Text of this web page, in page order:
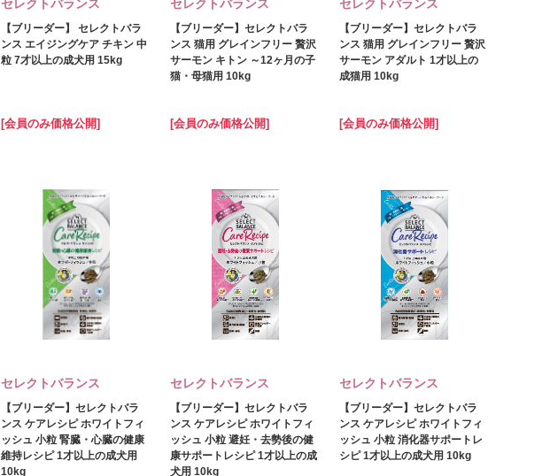
セレクトバランス
【ブリーダー】 セレクトバラ
ンス エイジングケア チキン 中
粒 7才以上の成犬用 15kg
[会員のみ価格公開]
セレクトバランス
【ブリーダー】セレクトバラ
ンス 猫用 グレインフリー 贅沢
サーモン キトン ～12ヶ月の子
猫・母猫用 10kg
[会員のみ価格公開]
セレクトバランス
【ブリーダー】セレクトバラ
ンス 猫用 グレインフリー 贅沢
サーモン アダルト 1才以上の
成猫用 10kg
[会員のみ価格公開]
セレクトバランス
【ブリーダー】セレクトバラ
ンス ケアレシピ ホワイトフィ
ッシュ 小粒 腎臓・心臓の健康
維持レシピ 1才以上の成犬用
10kg
セレクトバランス
【ブリーダー】セレクトバラ
ンス ケアレシピ ホワイトフィ
ッシュ 小粒 避妊・去勢後の健
康サポートレシピ 1才以上の成
犬用 10kg
セレクトバランス
【ブリーダー】セレクトバラ
ンス ケアレシピ ホワイトフィ
ッシュ 小粒 消化器サポートレ
シピ 1才以上の成犬用 10kg